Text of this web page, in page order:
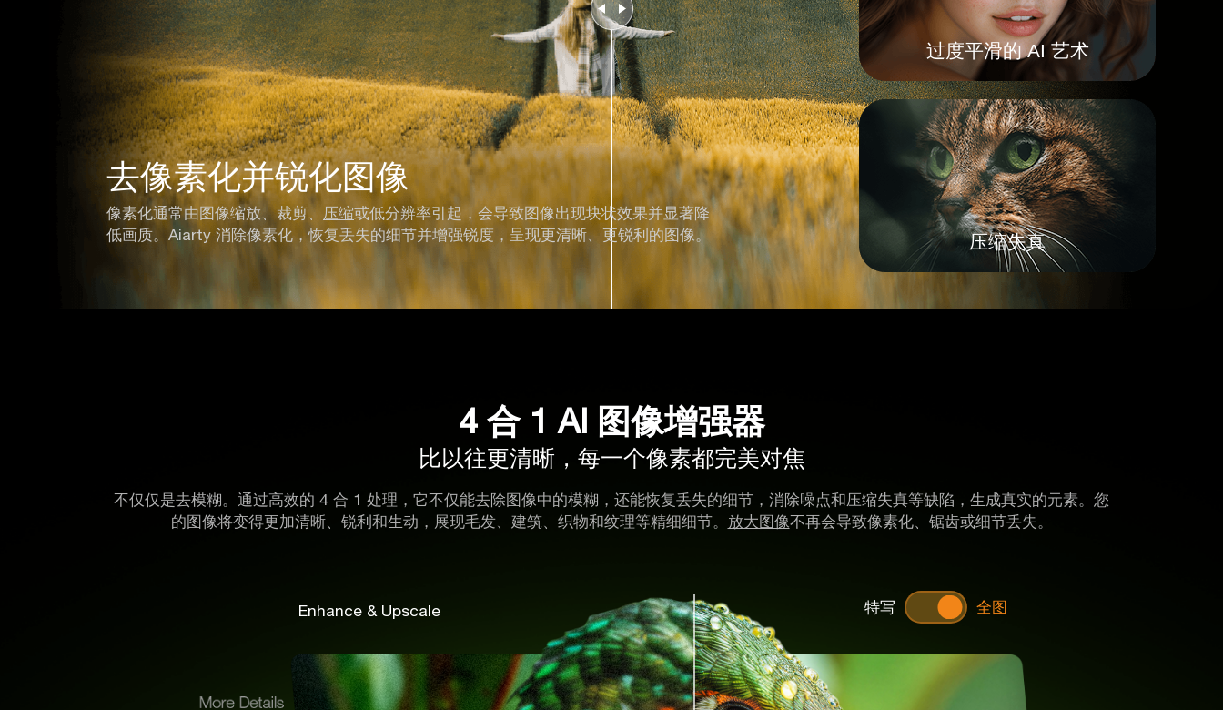
过度平滑的 AI 艺术
压缩失真
去像素化并锐化图像
像素化通常由图像缩放、裁剪、 压缩或低分辨率引起，会导致图像出现块状效果并显著降
低画质。Aiarty 消除像素化，恢复丢失的细节并增强锐度，呈现更清晰、更锐利的图像。
4 合 1 AI 图像增强器
比以往更清晰，每一个像素都完美对焦
不仅仅是去模糊。通过高效的 4 合 1 处理，它不仅能去除图像中的模糊，还能恢复丢失的细节，消除噪点和压缩失真等缺陷，生成真实的元素。您
的图像将变得更加清晰、锐利和生动，展现毛发、建筑、织物和纹理等精细细节。 放大图像不再会导致像素化、锯齿或细节丢失。
Enhance & Upscale